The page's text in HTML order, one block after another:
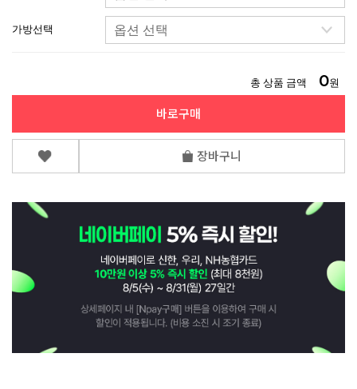
가방선택
총 상품 금액 0원
바로구매
장바구니